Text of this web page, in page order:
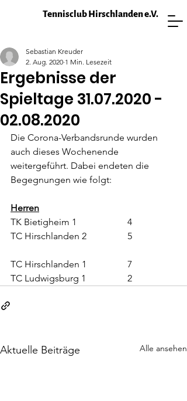
Tennisclub Hirschlanden e.V.
Ergebnisse der
Spieltage 31.07.2020 -
02.08.2020
Sebastian Kreuder
2. Aug. 2020 1 Min. Lesezeit
Die Corona-Verbandsrunde wurden
auch dieses Wochenende
weitergeführt. Dabei endeten die
Begegnungen wie folgt:
Herren
TK Bietigheim 1                 	4
5
7
TC Ludwigsburg 1            	2
Aktuelle Beiträge Alle ansehen